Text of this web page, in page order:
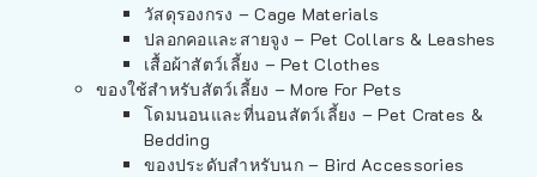
วัสดุรองกรง – Cage Materials
ปลอกคอและสายจูง – Pet Collars & Leashes
เสื้อผ้าสัตว์เลี้ยง – Pet Clothes
ของใช้สำหรับสัตว์เลี้ยง – More For Pets
โดมนอนและที่นอนสัตว์เลี้ยง – Pet Crates &
Bedding
ของประดับสำหรับนก – Bird Accessories